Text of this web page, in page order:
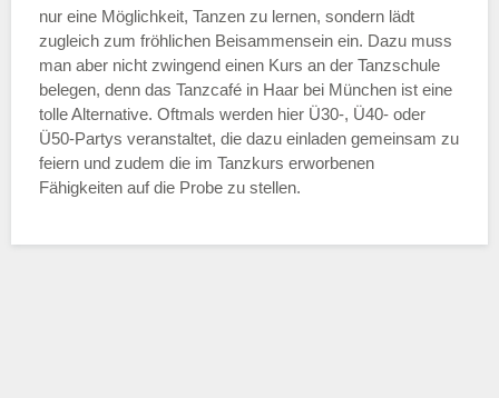
nur eine Möglichkeit, Tanzen zu lernen, sondern lädt
zugleich zum fröhlichen Beisammensein ein. Dazu muss
man aber nicht zwingend einen Kurs an der Tanzschule
belegen, denn das Tanzcafé in Haar bei München ist eine
tolle Alternative. Oftmals werden hier Ü30-, Ü40- oder
Ü50-Partys veranstaltet, die dazu einladen gemeinsam zu
feiern und zudem die im Tanzkurs erworbenen
Fähigkeiten auf die Probe zu stellen.